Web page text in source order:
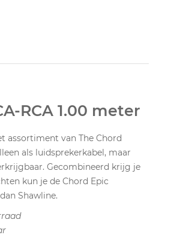
RCA 1.00 meter
assortiment van The Chord
als luidsprekerkabel, maar
Gecombineerd krijg je
kun je de Chord Epic
Shawline.